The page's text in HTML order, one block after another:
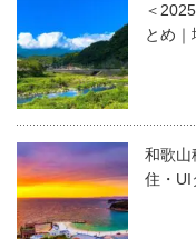
＜
とめ
和歌
住・